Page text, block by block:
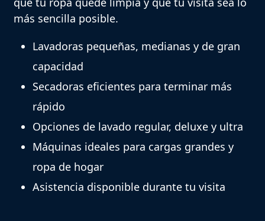
más sencilla posible.
Lavadoras pequeñas, medianas y de gran
capacidad
Secadoras eficientes para terminar más
rápido
Opciones de lavado regular, deluxe y ultra
Máquinas ideales para cargas grandes y
ropa de hogar
Asistencia disponible durante tu visita